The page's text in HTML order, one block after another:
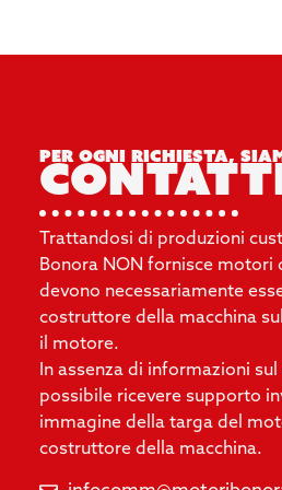
Per ogni richiesta,
Trattandosi di produzioni
Bonora NON fornisce motori
devono necessariamente
costruttore della macchina
il motore.
In assenza di informazioni
possibile ricevere supporto
immagine della targa del
costruttore della macchina.